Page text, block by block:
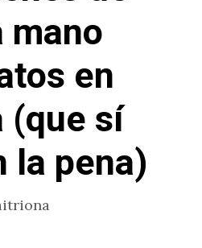
mano
en
(que sí
la pena)